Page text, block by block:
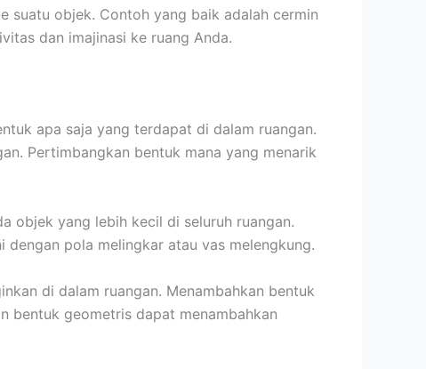
suatu objek. Contoh yang baik adalah cermin
dan imajinasi ke ruang Anda.
apa saja yang terdapat di dalam ruangan.
Pertimbangkan bentuk mana yang menarik
objek yang lebih kecil di seluruh ruangan.
pola melingkar atau vas melengkung.
di dalam ruangan. Menambahkan bentuk
bentuk geometris dapat menambahkan